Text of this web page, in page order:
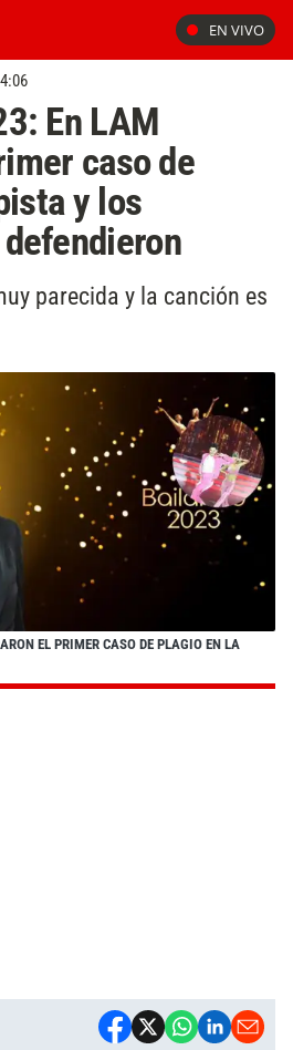
EN VIVO
En LAM
caso de
y los
parecida y la canción es
EL PRIMER CASO DE PLAGIO EN LA